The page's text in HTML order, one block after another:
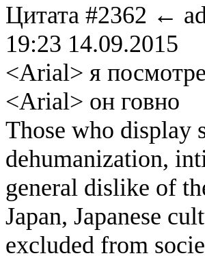
Цитата #2362 ←
19:23 14.09.2015
<Arial> я
<Arial> он говно
Those who display
dehumanization,
general dislike of
Japan, Japanese
excluded from